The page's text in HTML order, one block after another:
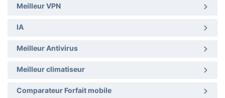
Meilleur VPN
IA
Meilleur Antivirus
Meilleur climatiseur
Comparateur Forfait mobile